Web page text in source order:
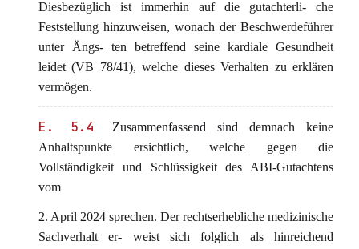
Diesbezüglich ist immerhin auf die gutachterli- che
Feststellung hinzuweisen, wonach der Beschwerdeführer
unter Ängs- ten betreffend seine kardiale Gesundheit
leidet (VB 78/41), welche dieses Verhalten zu erklären
vermögen.
E. 5.4
Zusammenfassend sind demnach keine
Anhaltspunkte ersichtlich, welche gegen die
Vollständigkeit und Schlüssigkeit des ABI-Gutachtens
vom
2. April 2024 sprechen. Der rechtserhebliche medizinische
Sachverhalt er- weist sich folglich als hinreichend